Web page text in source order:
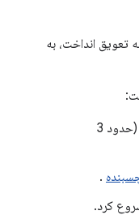
تعویق انداخت، به
فقط می تواند برای مدت زمان کوتاهی (حدود 3
.
کرد.